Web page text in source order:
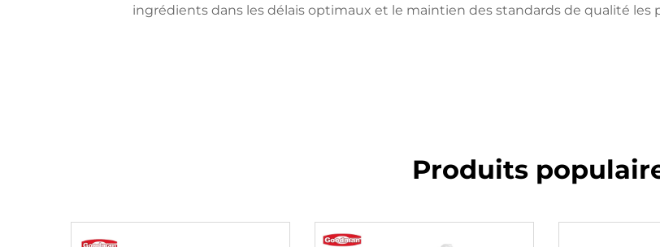
ingrédients dans les délais optimaux et le maintien des standards de qualité les
Produits